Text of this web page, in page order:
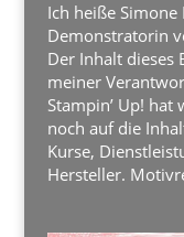
Ich heiße
Demonstratorin
Der Inhalt dieses
meiner
Stampin’ Up! hat
noch auf die
Kurse,
Hersteller.